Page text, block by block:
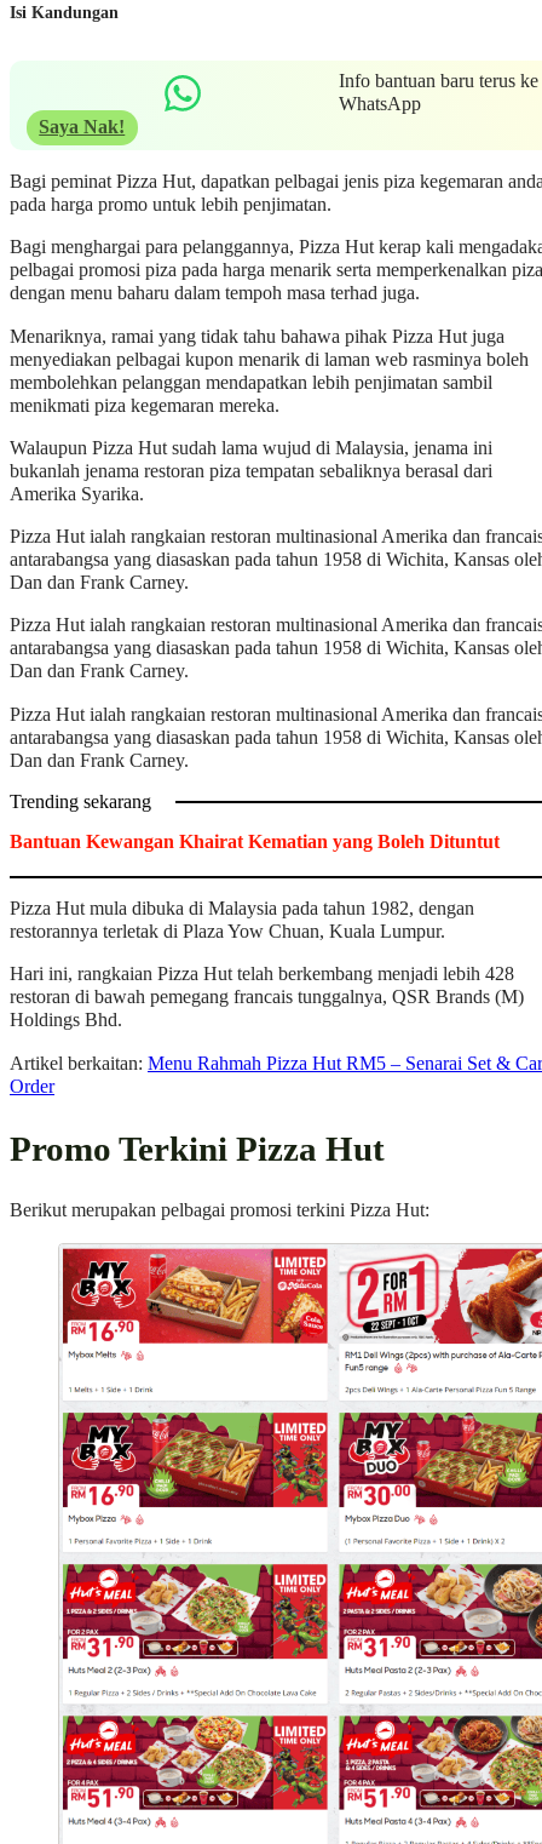
Isi Kandungan
Info bantuan baru terus ke
WhatsApp
Saya Nak!
Bagi peminat Pizza Hut, dapatkan pelbagai jenis piza kegemaran
pada harga promo untuk lebih penjimatan.
Bagi menghargai para pelanggannya, Pizza Hut kerap kali
pelbagai promosi piza pada harga menarik serta memperkenalkan piza
dengan menu baharu dalam tempoh masa terhad juga.
Menariknya, ramai yang tidak tahu bahawa pihak Pizza Hut juga
menyediakan pelbagai kupon menarik di laman web rasminya boleh
membolehkan pelanggan mendapatkan lebih penjimatan sambil
menikmati piza kegemaran mereka.
Walaupun Pizza Hut sudah lama wujud di Malaysia, jenama ini
bukanlah jenama restoran piza tempatan sebaliknya berasal dari
Amerika Syarika.
Pizza Hut ialah rangkaian restoran multinasional Amerika dan
antarabangsa yang diasaskan pada tahun 1958 di Wichita, Kansas
Dan dan Frank Carney.
Pizza Hut ialah rangkaian restoran multinasional Amerika dan
antarabangsa yang diasaskan pada tahun 1958 di Wichita, Kansas
Dan dan Frank Carney.
Pizza Hut ialah rangkaian restoran multinasional Amerika dan
antarabangsa yang diasaskan pada tahun 1958 di Wichita, Kansas
Dan dan Frank Carney.
Trending sekarang
Bantuan Kewangan Khairat Kematian yang Boleh Dituntut
Pizza Hut mula dibuka di Malaysia pada tahun 1982, dengan
restorannya terletak di Plaza Yow Chuan, Kuala Lumpur.
Hari ini, rangkaian Pizza Hut telah berkembang menjadi lebih 428
restoran di bawah pemegang francais tunggalnya, QSR Brands (M)
Holdings Bhd.
Artikel berkaitan: Menu Rahmah Pizza Hut RM5 – Senarai Set &
Order
Promo Terkini Pizza Hut
Berikut merupakan pelbagai promosi terkini Pizza Hut: